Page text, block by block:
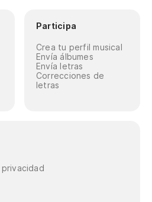
Participa
Crea tu perfil musical
Envía álbumes
Envía letras
Correcciones de
letras